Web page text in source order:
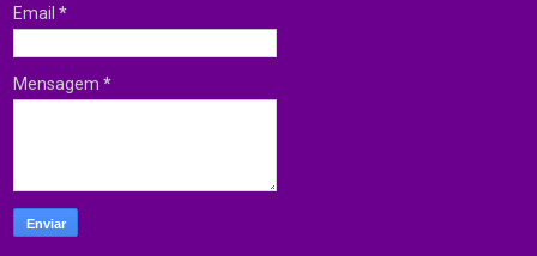
Email*
Mensagem*